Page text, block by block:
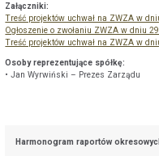
Załączniki:
Treść projektów uchwał na ZWZA w
Ogłoszenie o zwołaniu ZWZA w dniu
Treść projektów uchwał na ZWZA w
Osoby reprezentujące spółkę:
• Jan Wyrwiński – Prezes Zarządu
Harmonogram raportów